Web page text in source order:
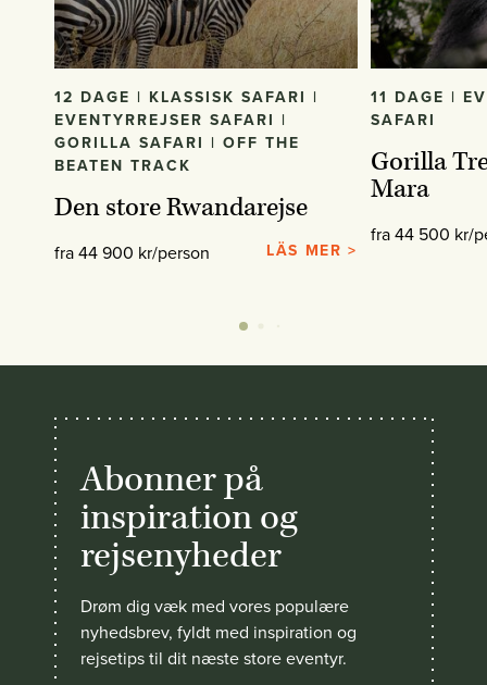
12 DAGE | KLASSISK SAFARI |
EVENTYRREJSER SAFARI |
GORILLA SAFARI | OFF THE
BEATEN TRACK
Den store Rwandarejse
fra 44 900 kr/person LÄS MER >
11 DAGE |
SAFARI
Gorilla
Mara
fra 44 500 kr/
Abonner på
inspiration og
rejsenyheder
Drøm dig væk med vores populære
nyhedsbrev, fyldt med inspiration og
rejsetips til dit næste store eventyr.